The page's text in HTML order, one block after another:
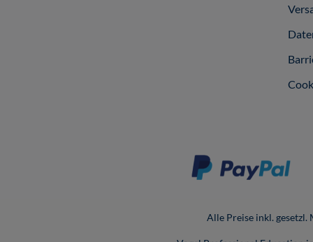
Alle Preise inkl. gesetzl.